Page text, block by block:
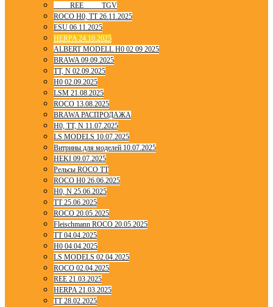
____ REE ____ TGV
ROCO H0, TT 26.11.2025
ESU 06.11.2025
HERPA 24.10.2025
ALBERT MODELL H0 02 09 2025
BRAWA 09.09.2025
TT, N 02.09.2025
H0 02.09.2025
LSM 21.08.2025
ROCO 13.08.2025
BRAWA РАСПРОДАЖА
H0, TT, N 11.07.2025
LS MODELS 10.07.2025
Витрины для моделей 10.07.2025
HEKI 09.07.2025
Рельсы ROCO TT
ROCO H0 26.06.2025
H0, N 25.06.2025
TT 25.06.2025
ROCO 20.05.2025
Fleischmann ROCO 20.05.2025
TT 04.04.2025
H0 04.04.2025
LS MODELS 02.04.2025
ROCO 02.04.2025
REE 21.03.2025
HERPA 21.03.2025
TT 28.02.2025